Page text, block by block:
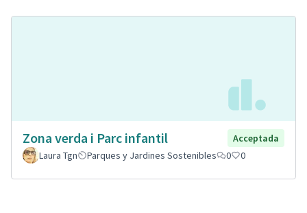
Zona verda i Parc infantil
Acceptada
Laura Tgn
Parques y Jardines Sostenibles 0 0